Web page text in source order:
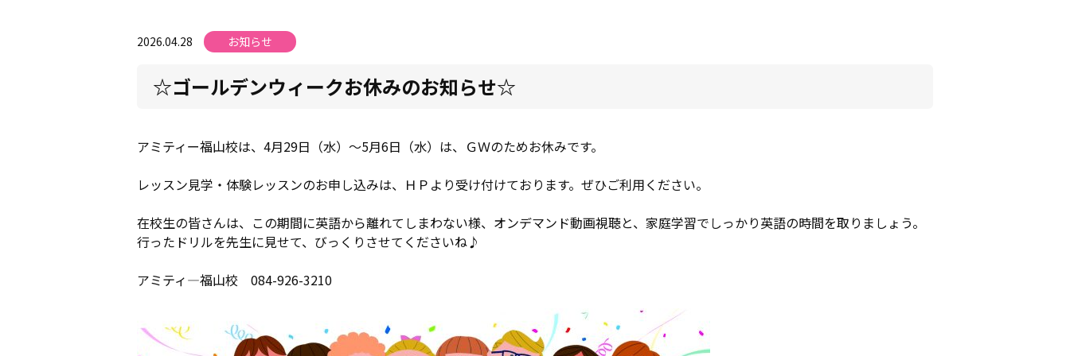
2026.04.28 お知らせ
☆ゴールデンウィークお休みのお知らせ☆
アミティー福山校は、4月29日（水）～5月6日（水）は、ＧＷのためお休みです。
レッスン見学・体験レッスンのお申し込みは、ＨＰより受け付けております。ぜひご利用ください。
在校生の皆さんは、この期間に英語から離れてしまわない様、オンデマンド動画視聴と、家庭学習でしっかり英語の時間を取りましょう。
行ったドリルを先生に見せて、びっくりさせてくださいね♪
アミティ―福山校 084-926-3210